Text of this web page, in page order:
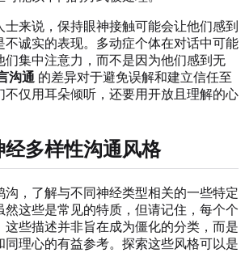
来说，保持眼神接触可能会让他们感到
不诚实的表现。多动症个体在对话中可能
们集中注意力，而不是因为他们感到无
沟通 的差异对于避免误解和建立信任至
不仅用耳朵倾听，还要用开放且理解的心
多样性沟通风格
沟，了解与不同神经类型相关的一些特定
然这些是常见的特质，但请记住，每个个
这些描述并非旨在成为僵化的分类，而是
同理心的有益参考。探索这些风格可以是